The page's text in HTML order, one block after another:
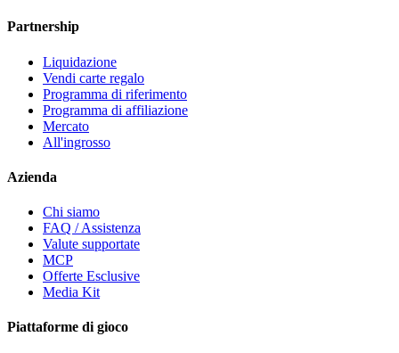
Partnership
Liquidazione
Vendi carte regalo
Programma di riferimento
Programma di affiliazione
Mercato
All'ingrosso
Azienda
Chi siamo
FAQ / Assistenza
Valute supportate
MCP
Offerte Esclusive
Media Kit
Piattaforme di gioco